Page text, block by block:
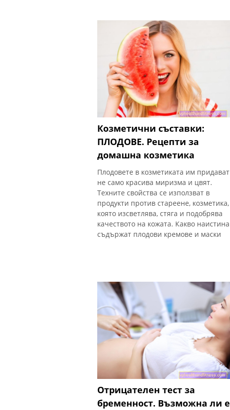
Козметични съставки:
ПЛОДОВЕ. Рецепти за
домашна козметика
Плодовете в козметиката им придават
не само красива миризма и цвят.
Техните свойства се използват в
продукти против стареене, козметика,
която изсветлява, стяга и подобрява
качеството на кожата. Какво наистина
съдържат плодови кремове и маски
Отрицателен тест за
бременност. Възможна ли е